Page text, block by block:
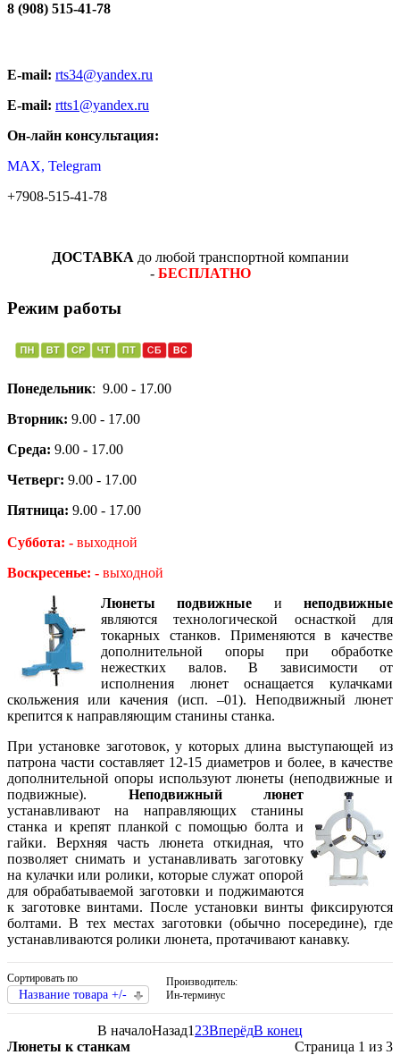
8 (908) 515-41-78
E-mail: rts34@yandex.ru
E-mail: rtts1@yandex.ru
Он-лайн консультация:
MAX, Telegram
+7908-515-41-78
ДОСТАВКА до любой транспортной компании
- БЕСПЛАТНО
Режим работы
Понедельник: 9.00 - 17.00
Вторник: 9.00 - 17.00
Среда: 9.00 - 17.00
Четверг: 9.00 - 17.00
Пятница: 9.00 - 17.00
Суббота: - выходной
Воскресенье: - выходной
Люнеты подвижные инеподвижные
являются технологической оснасткой для
токарных станков. Применяются в качестве
дополнительной опоры при обработке
нежестких валов. В зависимости от
исполнения люнет оснащается кулачками
скольжения или качения (исп. –01). Неподвижный люнет
крепится к направляющим станины станка.
При установке заготовок, у которых длина выступающей из
патрона части составляет 12-15 диаметров и более, в качестве
дополнительной опоры используют люнеты (неподвижные и
подвижные). Неподвижный люнет
устанавливают на направляющих станины
станка и крепят планкой с помощью болта и
гайки. Верхняя часть люнета откидная, что
позволяет снимать и устанавливать заготовку
на кулачки или ролики, которые служат опорой
для обрабатываемой заготовки и поджимаются
к заготовке винтами. После установки винты фиксируются
болтами. В тех местах заготовки (обычно посередине), где
устанавливаются ролики люнета, протачивают канавку.
Сортировать по
Название товара +/-
Производитель:
Ин-терминус
В началоНазад1 23ВперёдВ конец
Страница 1 из 3
Люнеты к станкам